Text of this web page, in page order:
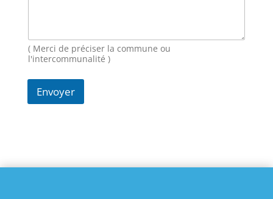
g
e( Merci de préciser la commune ou
l'intercommunalité )
Envoyer